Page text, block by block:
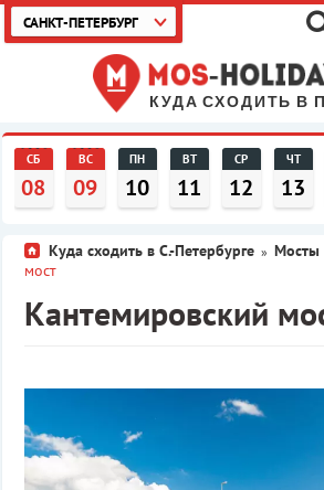
КУДА СХОДИТЬ В
САНКТ-ПЕТЕРБУРГ
СБ
08
ВС
09
ПН
10
ВТ
11
СР
12
ЧТ
13
Куда сходить в С.-Петербурге » Мосты
мост
Кантемировский